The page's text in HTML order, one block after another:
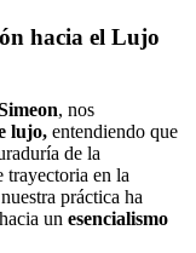
hacia el Lujo
, nos
lujo, entendiendo que
de la
trayectoria en la
práctica ha
un esencialismo